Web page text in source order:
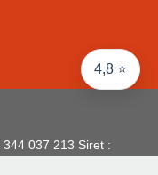
4,8 ⭐
037 213 Siret :